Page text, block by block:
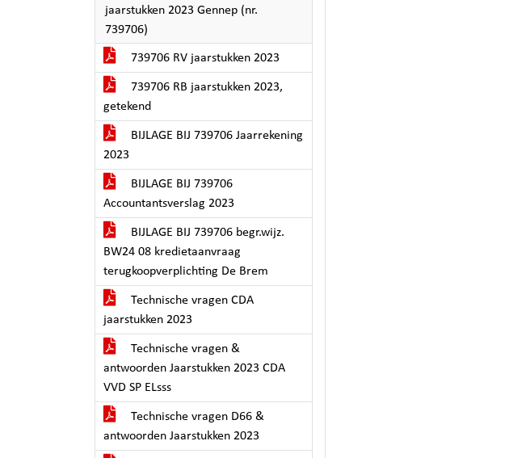
jaarstukken 2023 Gennep (nr.
739706)
739706 RV jaarstukken 2023
739706 RB jaarstukken 2023,
getekend
BIJLAGE BIJ 739706 Jaarrekening
2023
BIJLAGE BIJ 739706
Accountantsverslag 2023
BIJLAGE BIJ 739706 begr.wijz.
BW24 08 kredietaanvraag
terugkoopverplichting De Brem
Technische vragen CDA
jaarstukken 2023
Technische vragen &
antwoorden Jaarstukken 2023 CDA
VVD SP ELsss
Technische vragen D66 &
antwoorden Jaarstukken 2023